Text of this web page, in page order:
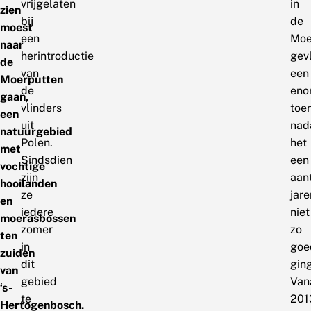
zien
moest
naar
de
Moerputten
gaan,
een
natuurgebied
met
vochtige
hooilanden
en
moerasbossen
ten
zuiden
van
‘s-
Hertogenbosch.
vrijgelaten
bij
een
herintroductie
van
de
vlinders
uit
Polen.
Sindsdien
zijn
ze
iedere
zomer
in
dit
gebied
te
in
de
een
het
een
niet
zo